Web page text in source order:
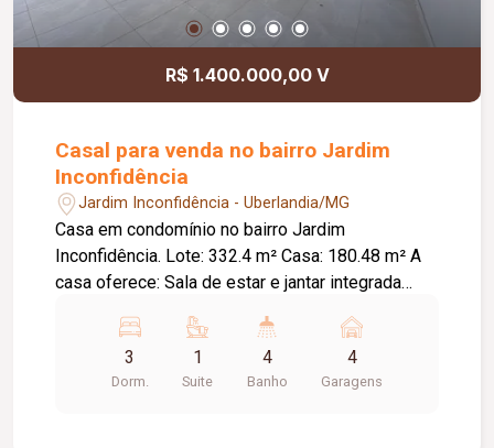
R$ 1.400.000,00 V
Casal para venda no bairro Jardim
Inconfidência
Jardim Inconfidência - Uberlandia/MG
Casa em condomínio no bairro Jardim
Inconfidência. Lote: 332.4 m² Casa: 180.48 m² A
casa oferece: Sala de estar e jantar integrada
banheiros, sendo uma suíte master com banheira,
02 cubas e closet. Área de lazer com piscina
aquecida, churrasqueira e banheiro. Móveis
3
Dorm.
1
Suite
4
Banho
4
Garagens